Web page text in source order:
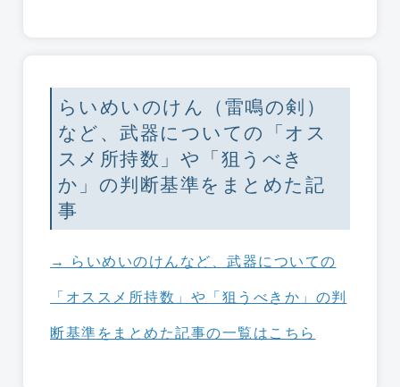
らいめいのけん（雷鳴の剣）
など、武器についての「オス
スメ所持数」や「狙うべき
か」の判断基準をまとめた記
事
→ らいめいのけんなど、武器についての
「オススメ所持数」や「狙うべきか」の判
断基準をまとめた記事の一覧はこちら